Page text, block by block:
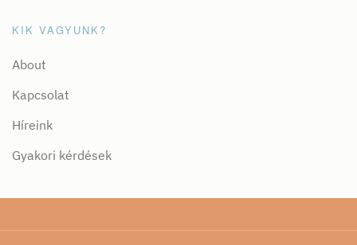
KIK VAGYUNK?
About
Kapcsolat
Híreink
Gyakori kérdések